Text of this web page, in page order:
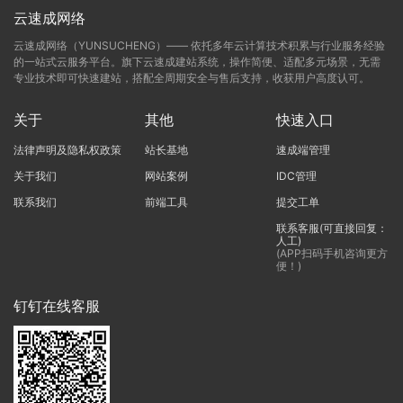
云速成网络
云速成网络（YUNSUCHENG）—— 依托多年云计算技术积累与行业服务经验
的一站式云服务平台。旗下云速成建站系统，操作简便、适配多元场景，无需
专业技术即可快速建站，搭配全周期安全与售后支持，收获用户高度认可。
关于
法律声明及隐私权政策
关于我们
联系我们
其他
站长基地
网站案例
前端工具
快速入口
速成端管理
IDC管理
提交工单
联系客服(可直接回复：
人工)
(APP扫码手机咨询更方
便！)
钉钉在线客服